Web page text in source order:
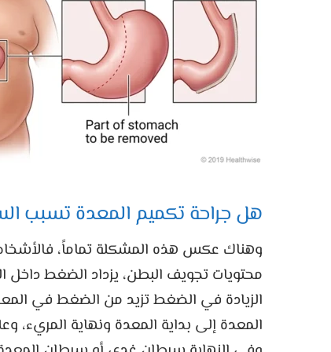
هل جراحة تكميم المعدة تسبب
وهناك عكس هذه المشكلة تماماً،
محتويات تجويف البطن، يزداد الضغط
الزيادة في الضغط تزيد من الضغط في
المعدة إلى بداية المعدة ونهاية